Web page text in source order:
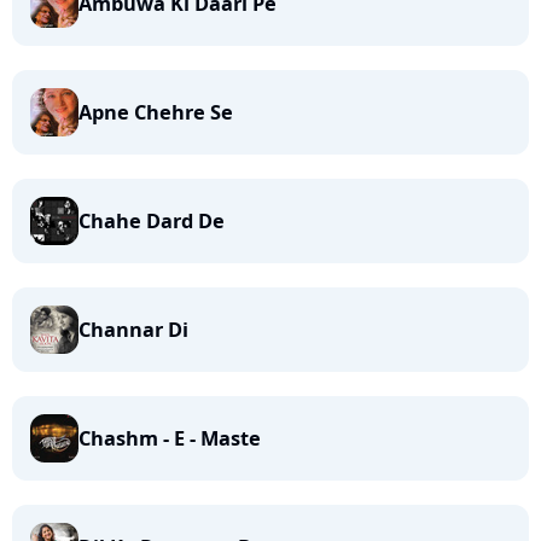
Apne Chehre Se
Chahe Dard De
Channar Di
Chashm - E - Maste